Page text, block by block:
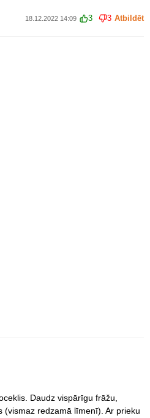
18.12.2022 14:09 3 3 Atbildēt
Daudz vispārīgu frāžu,
(vismaz redzamā līmenī). Ar prieku